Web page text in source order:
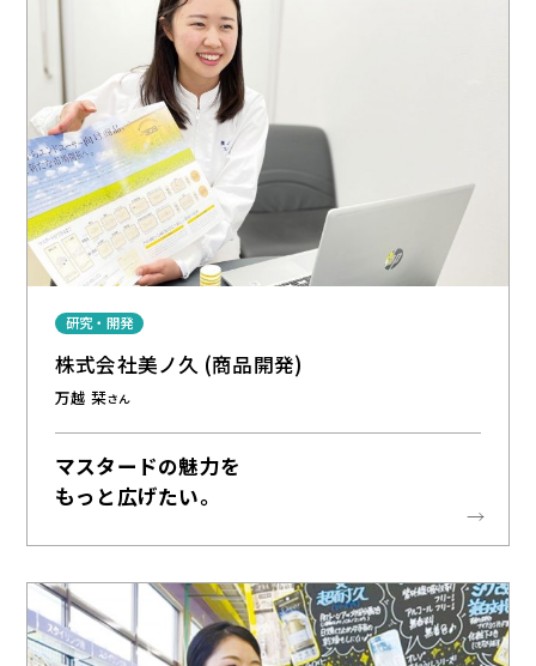
研究・開発
株式会社美ノ久 (商品開発)
万越 栞さん
マスタードの魅力を
もっと広げたい。